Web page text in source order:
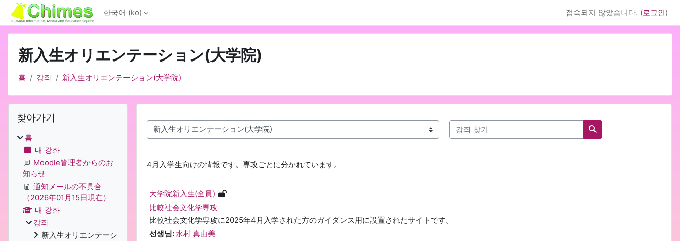
메인 콘텐츠로 건너뛰기
한국어 ‎(ko)‎ 접속되지 않았습니다. (로그인)
新入生オリエンテーション(大学院)
홈 강좌 新入生オリエンテーション(大学院)
강좌 범주
강좌 찾기
강좌 찾기
4月入学生向けの情報です。専攻ごとに分かれています。
大学院新入生(全員)
比較社会文化学専攻
比較社会文化学専攻に2025年4月入学された方のガイダンス用に設置されたサイトです。
선생님: 水村 真由美
블록
찾아가기
홈
내 강좌
Moodle管理者からのお
知らせ
通知メールの不具合
（2026年01月15日現在）
내 강좌
강좌
新入生オリエンテーシ